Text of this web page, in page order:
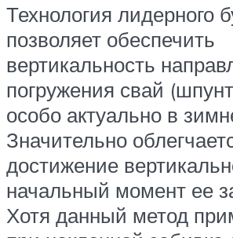
Технология лидерного
позволяет обеспечить
вертикальность
погружения свай
особо актуально в
Значительно
достижение
начальный момент ее
Хотя данный метод